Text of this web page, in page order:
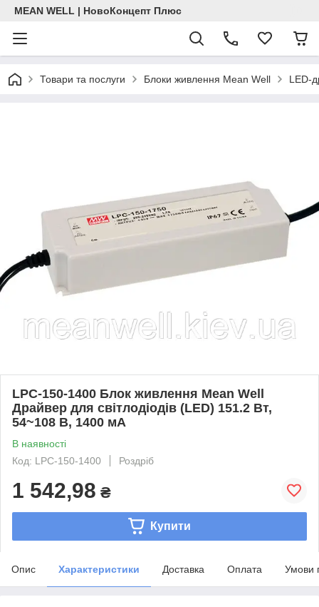
MEAN WELL | НовоКонцепт Плюс
Товари та послуги Блоки живлення Mean Well LED-
LPC-150-1400 Блок живлення Mean Well
Драйвер для світлодіодів (LED) 151.2 Вт,
54~108 В, 1400 мА
В наявності
Код: LPC-150-1400
Роздріб
1 542,98 ₴
Купити
Опис Характеристики Доставка Оплата Умови